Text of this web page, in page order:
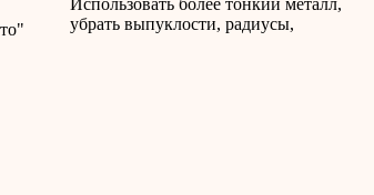
Использовать более тонкий металл,
убрать выпуклости, радиусы,